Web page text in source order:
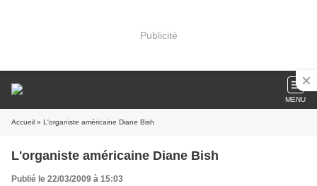
Publicité
MENU
Accueil » L'organiste américaine Diane Bish
L'organiste américaine Diane Bish
Publié le 22/03/2009 à 15:03